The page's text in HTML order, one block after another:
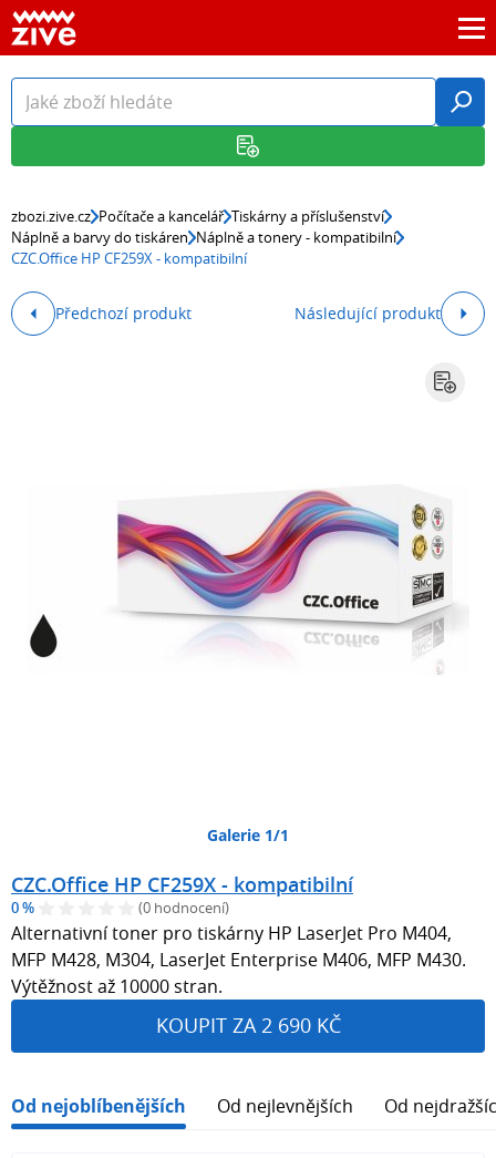
zbozi.zive.cz Počítače a kancelář Tiskárny a příslušenství
Náplně a barvy do tiskáren Náplně a tonery - kompatibilní
CZC.Office HP CF259X - kompatibilní
Předchozí produkt Následující produkt
Galerie 1/1
CZC.Office HP CF259X - kompatibilní
0 % (0 hodnocení)
Alternativní toner pro tiskárny HP LaserJet Pro M404,
MFP M428, M304, LaserJet Enterprise M406, MFP M430.
Výtěžnost až 10000 stran.
KOUPIT ZA 2 690 KČ
Od nejoblíbenějších Od nejlevnějších Od